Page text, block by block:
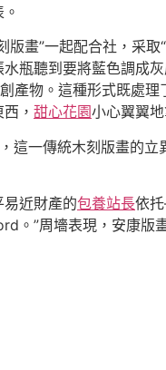
版畫”一起配合社，采
瓶聽到要將藍色調成
產物。這種形式既處
， 甜心花園小心翼翼
一傳統木刻版畫的
易近財產的包養站長依
。”周墻表現，安康版